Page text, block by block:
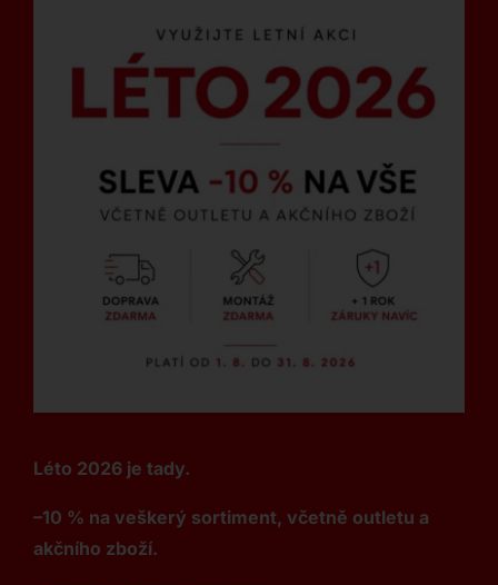
Léto 2026 je tady.
–10 % na veškerý sortiment, včetně outletu a
akčního zboží.